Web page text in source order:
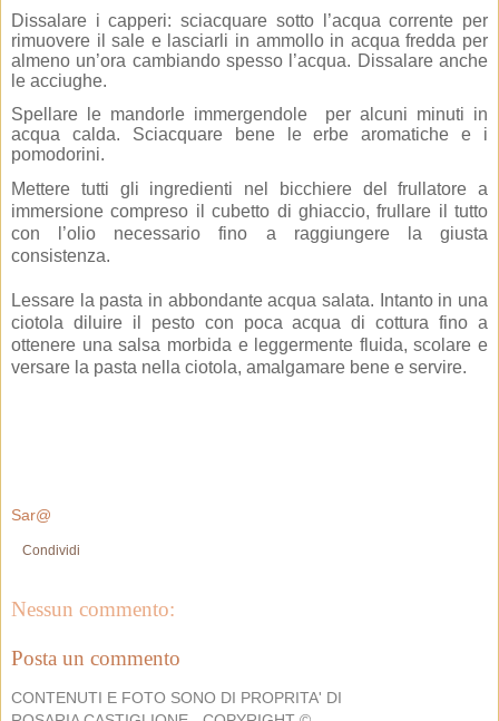
Dissalare i capperi: sciacquare sotto l’acqua corrente per
rimuovere il sale e lasciarli in ammollo in acqua fredda per
almeno un’ora cambiando spesso l’acqua. Dissalare anche
le acciughe.
Spellare le mandorle immergendole per alcuni minuti in
acqua calda. Sciacquare bene le erbearomatiche e i
pomodorini.
Mettere tutti gli ingredienti nel bicchiere del frullatore a
immersione compreso il cubetto di ghiaccio, frullare il tutto
con l’olio necessario fino a raggiungere la giusta
consistenza.
Lessare la pasta in abbondante acqua salata. Intanto in una
ciotola diluire il pesto con poca acqua di cottura fino a
ottenere una salsa morbida e leggermente fluida, scolare e
versare la pasta nella ciotola, amalgamare bene e servire.
Sar@
Condividi
Nessun commento:
Posta un commento
CONTENUTI E FOTO SONO DI PROPRITA' DI